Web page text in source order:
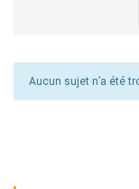
Aucun sujet n’a été